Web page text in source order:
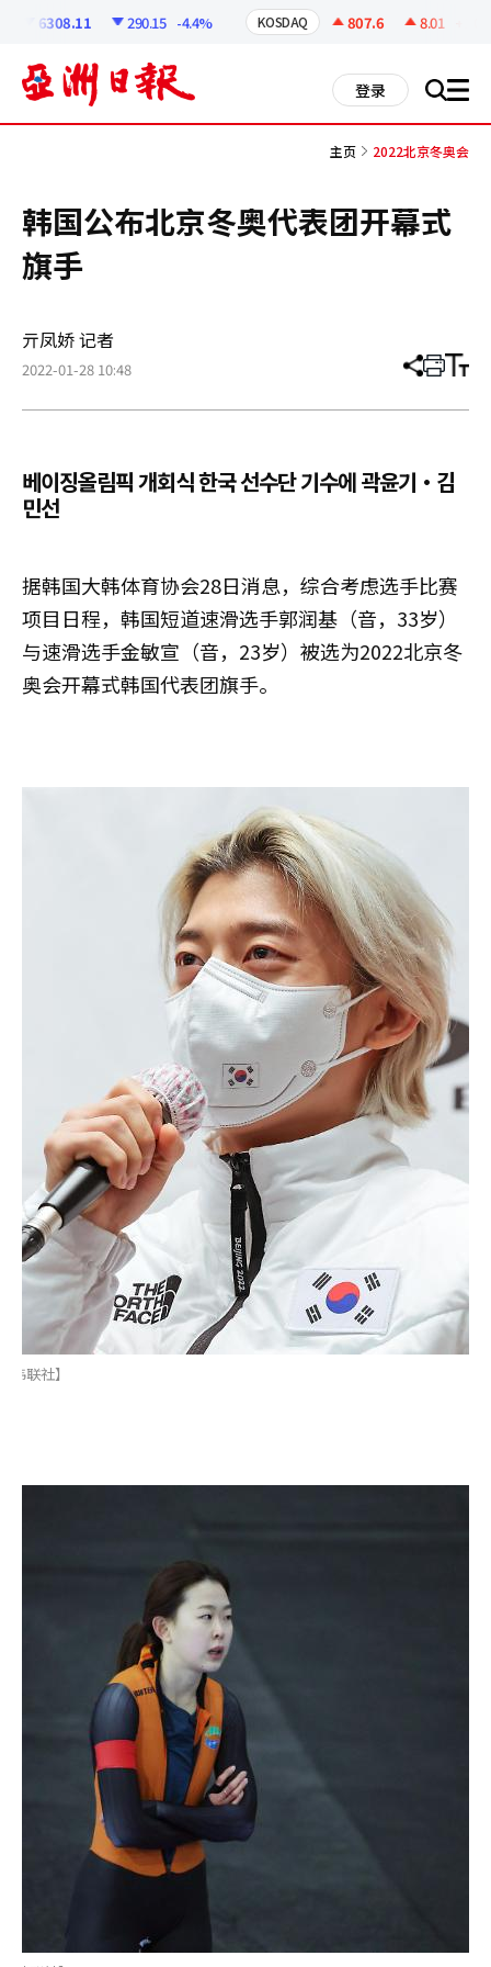
6308.11 290.15 -4.4% KOSDAQ 807.6 8.01
登录 搜 all
主页 2022北京冬奥会
韩国公布北京冬奥代表团开幕式
旗手
亓凤娇 记者
2022-01-28 10:48 分
章
打 调
小
베이징올림픽 개회식 한국 선수단 기수에 곽윤기·김
민선
据韩国大韩体育协会28日消息，综合考虑选手比赛
项目日程，韩国短道速滑选手郭润基（音，33岁）
与速滑选手金敏宣（音，23岁）被选为2022北京冬
奥会开幕式韩国代表团旗手。
韩联社】